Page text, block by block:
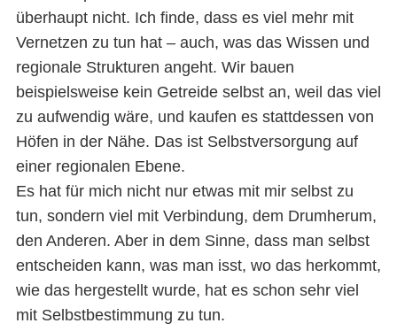
überhaupt nicht. Ich finde, dass es viel mehr mit
Vernetzen zu tun hat – auch, was das Wissen und
regionale Strukturen angeht. Wir bauen
beispielsweise kein Getreide selbst an, weil das viel
zu aufwendig wäre, und kaufen es stattdessen von
Höfen in der Nähe. Das ist Selbstversorgung auf
einer regionalen Ebene.
Es hat für mich nicht nur etwas mit mir selbst zu
tun, sondern viel mit Verbindung, dem Drumherum,
den Anderen. Aber in dem Sinne, dass man selbst
entscheiden kann, was man isst, wo das herkommt,
wie das hergestellt wurde, hat es schon sehr viel
mit Selbstbestimmung zu tun.